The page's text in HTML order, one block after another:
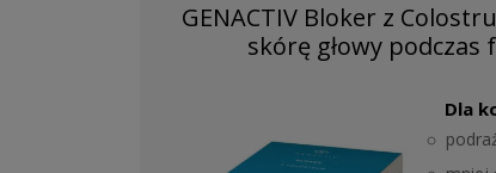
GENACTIV Bloker z
skórę głowy
Dla